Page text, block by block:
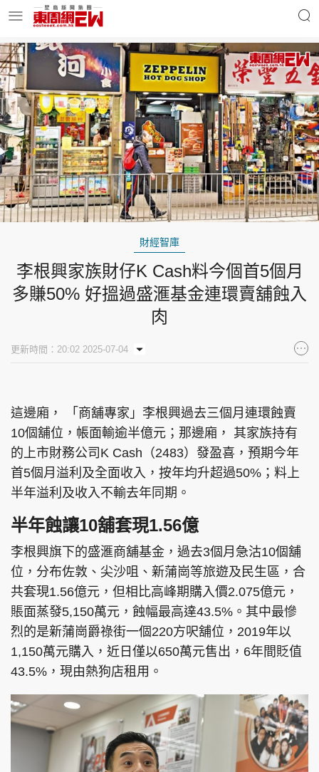
明星名人 時事財經
東周Ladies 優享生活
東周食玩通 會員活動
玄學靈異 東周專欄
東周刊 cazbuyer 東Touch
PCM 電腦廣場 星島頭條
頭條日報 星島環球 The Standard
親子王 Oh!爸媽 JobMarket
頭條搵工 EDUPLUS
關於我們 使用條款
財經智庫
李根興家族財仔K Cash料今個首5個月
多賺50% 好搵過盛滙基金連環賣舖蝕入
肉
更新時間：20:02 2025-07-04
這邊廂， 「商舖專家」李根興過去三個月連環蝕賣
10個舖位，帳面輸逾半億元；那邊廂， 其家族持有
的上市財務公司K Cash（2483）發盈喜，預期今年
首5個月溢利及全面收入，按年均升超過50%；料上
半年溢利及收入不輸去年同期。
半年蝕讓10舖套現1.56億
李根興旗下的盛滙商舖基金，過去3個月急沽10個舖
位，分布佐敦、尖沙咀、新蒲崗等旅遊及民生區，合
共套現1.56億元，但相比高峰期購入價2.075億元，
賬面蒸發5,150萬元，蝕幅最高達43.5%。其中最慘
烈的是新蒲崗爵祿街一個220方呎舖位，2019年以
1,150萬元購入，近日僅以650萬元售出，6年間貶值
43.5%，現由熱狗店租用。